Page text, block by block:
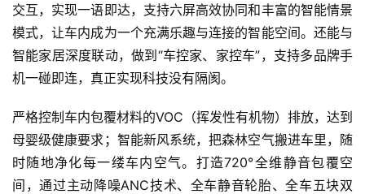
新
能
源
评
测
师
交互，实现一语即达，支持六屏高效协同和丰富的智能情景
模式，让车内成为一个充满乐趣与连接的智能空间。还能与
智能家居深度联动，做到“车控家、家控车”，支持多品牌手
机一碰即连，真正实现科技没有隔阂。
严格控制车内包覆材料的VOC（挥发性有机物）排放，达到
母婴级健康要求；智能新风系统，把森林空气搬进车里，随
时随地净化每一缕车内空气。打造720°全维静音包覆空
间，通过主动降噪ANC技术、全车静音轮胎、全车五块双